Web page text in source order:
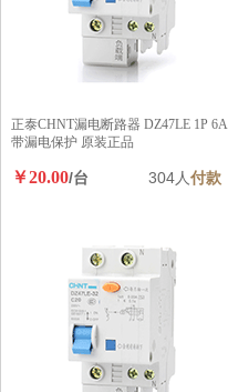
正泰CHNT漏电断路器 DZ47LE 1P 6A
带漏电保护 原装正品
￥20.00/台 304人付款